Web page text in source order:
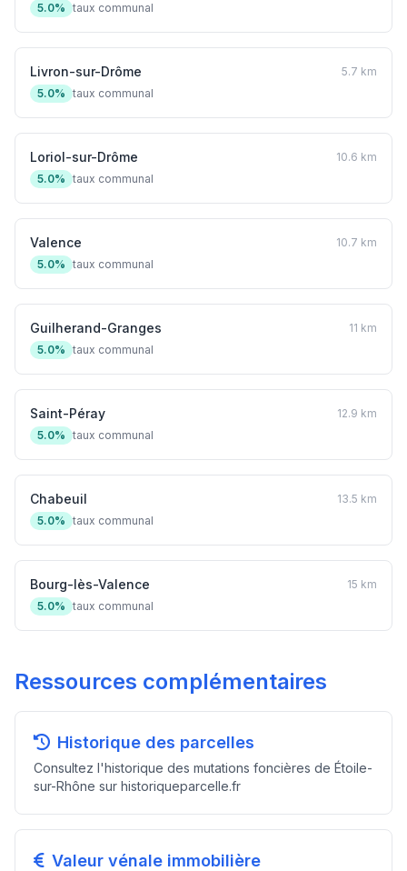
5.0% taux communal
Livron-sur-Drôme
5.7 km
5.0% taux communal
Loriol-sur-Drôme
10.6 km
5.0% taux communal
Valence
10.7 km
5.0% taux communal
Guilherand-Granges
11 km
5.0% taux communal
Saint-Péray
12.9 km
5.0% taux communal
Chabeuil
13.5 km
5.0% taux communal
Bourg-lès-Valence
15 km
5.0% taux communal
Ressources complémentaires
Historique des parcelles
Consultez l'historique des mutations foncières de Étoile-
sur-Rhône sur historiqueparcelle.fr
Valeur vénale immobilière